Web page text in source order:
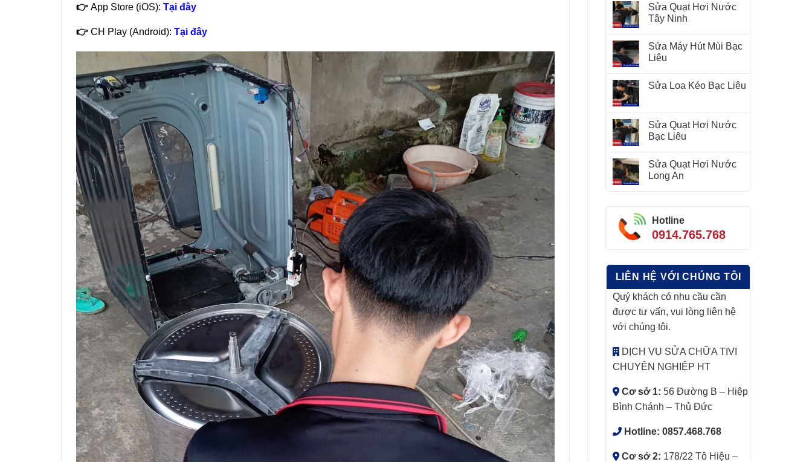
👉 App Store (iOS): Tại đây
👉 CH Play (Android): Tại đây
Sửa Quạt Hơi Nước
Tây Ninh
Sửa Máy Hút Mùi Bạc
Liêu
Sửa Loa Kéo Bạc Liêu
Sửa Quạt Hơi Nước
Bạc Liêu
Sửa Quạt Hơi Nước
Long An
Hotline
0914.765.768
LIÊN HỆ VỚI CHÚNG TÔI
Quý khách có nhu cầu cần
được tư vấn, vui lòng liên hệ
với chúng tôi.
DỊCH VỤ SỬA CHỮA TIVI
CHUYÊN NGHIỆP HT
Cơ sở 1: 56 Đường B – Hiệp
Bình Chánh – Thủ Đức
Hotline: 0857.468.768
Cơ sở 2: 178/22 Tô Hiệu –